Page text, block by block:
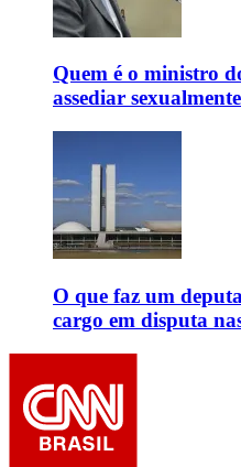
Quem é o ministro
assediar
O que faz um
cargo em disputa